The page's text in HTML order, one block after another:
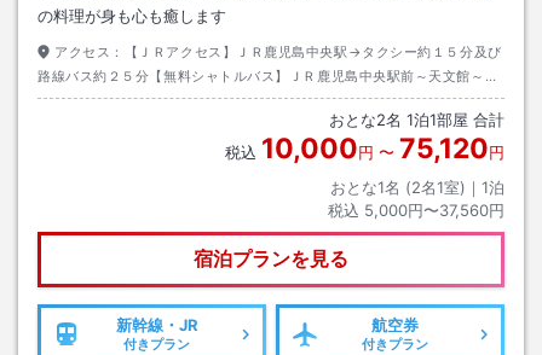
の料理が身も心も癒します
アクセス：
【ＪＲアクセス】ＪＲ鹿児島中央駅→タクシー約１５分及び
路線バス約２５分【無料シャトルバス】ＪＲ鹿児島中央駅前～天文館～ホ
テル間を定時運行【空港アクセス】鹿児島空港～与次郎１丁目（ホテル
おとな2名 1泊1部屋 合計
税込 10,000円 〜 75,120円
おとな1名 (2名1室)｜ 1泊
税込 5,000円〜37,560円
宿泊プランを見る
新幹線・JR
付きプラン
航空券
付きプラン